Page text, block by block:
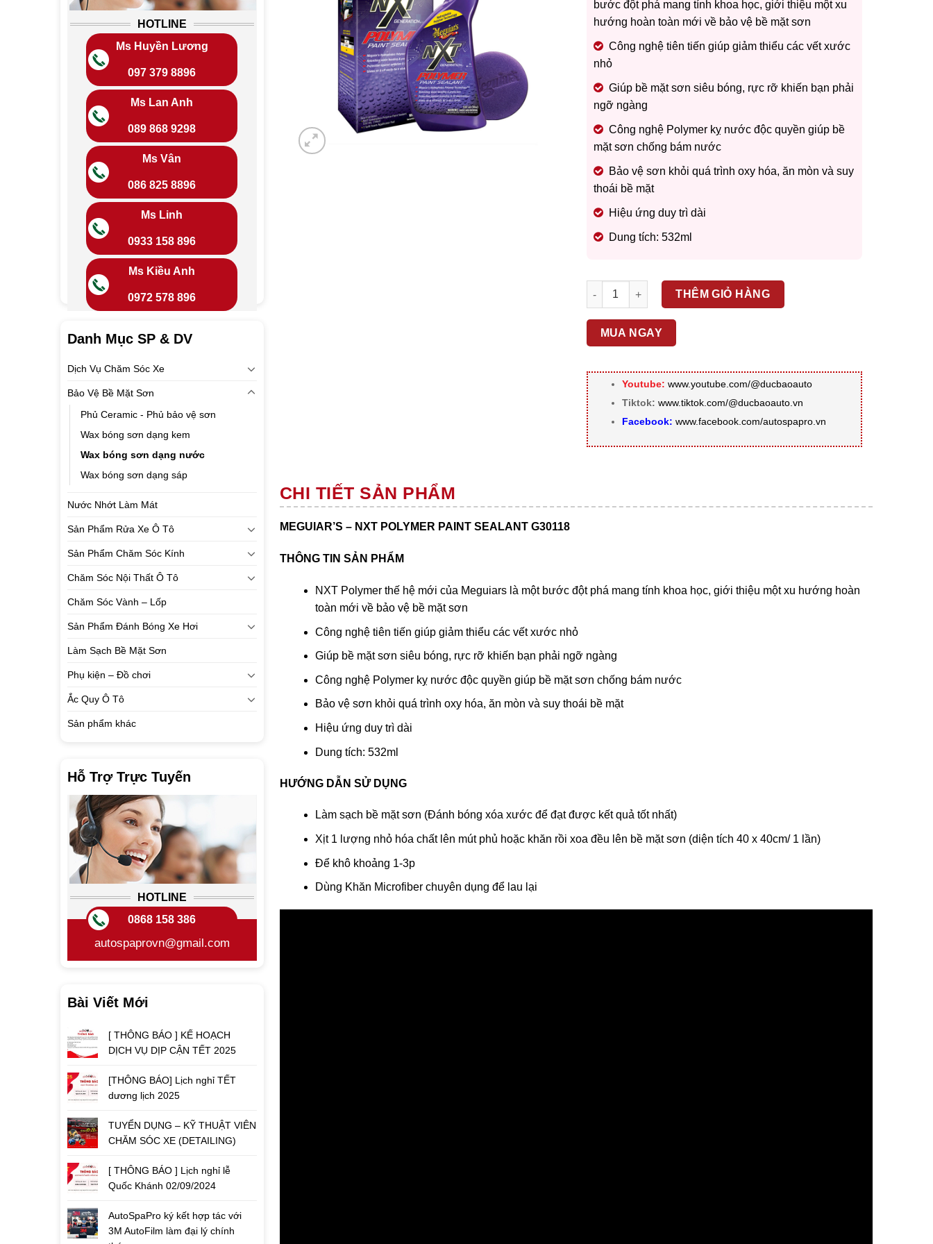
HOTLINE
Ms Huyền Lương
097 379 8896
Ms Lan Anh
089 868 9298
Ms Vân
086 825 8896
Ms Linh
0933 158 896
Ms Kiều Anh
0972 578 896
Danh Mục SP & DV
Dịch Vụ Chăm Sóc Xe
Bảo Vệ Bề Mặt Sơn
Phủ Ceramic - Phủ bảo vệ sơn
Wax bóng sơn dạng kem
Wax bóng sơn dạng nước
Wax bóng sơn dạng sáp
Nước Nhớt Làm Mát
Sản Phẩm Rửa Xe Ô Tô
Sản Phẩm Chăm Sóc Kính
Chăm Sóc Nội Thất Ô Tô
Chăm Sóc Vành – Lốp
Sản Phẩm Đánh Bóng Xe Hơi
Làm Sạch Bề Mặt Sơn
Phụ kiện – Đồ chơi
Ắc Quy Ô Tô
Sản phẩm khác
Hỗ Trợ Trực Tuyến
HOTLINE
0868 158 386
autospaprovn@gmail.com
Bài Viết Mới
[ THÔNG BÁO ] KẾ HOẠCH
DỊCH VỤ DỊP CẬN TẾT 2025
[THÔNG BÁO] Lịch nghỉ TẾT
dương lịch 2025
TUYỂN DỤNG – KỸ THUẬT VIÊN
CHĂM SÓC XE (DETAILING)
[ THÔNG BÁO ] Lịch nghỉ lễ
Quốc Khánh 02/09/2024
AutoSpaPro ký kết hợp tác với
3M AutoFilm làm đại lý chính
700.000 ₫.
is:
665.000 ₫.
bước đột phá mang tính khoa học, giới thiệu một xu
hướng hoàn toàn mới về bảo vệ bề mặt sơn
Công nghệ tiên tiến giúp giảm thiểu các vết xước
nhỏ
Giúp bề mặt sơn siêu bóng, rực rỡ khiến bạn phải
ngỡ ngàng
Công nghệ Polymer kỵ nước độc quyền giúp bề
mặt sơn chống bám nước
Bảo vệ sơn khỏi quá trình oxy hóa, ăn mòn và suy
thoái bề mặt
Hiệu ứng duy trì dài
Dung tích: 532ml
MEGUIAR’S – NXT POLYMER PAINT SEALANT G30118 số lượng
THÊM GIỎ HÀNG
MUA NGAY
Youtube: www.youtube.com/@ducbaoauto
Tiktok: www.tiktok.com/@ducbaoauto.vn
Facebook: www.facebook.com/autospapro.vn
CHI TIẾT SẢN PHẨM
MEGUIAR’S – NXT POLYMER PAINT SEALANT G30118
THÔNG TIN SẢN PHẨM
NXT Polymer thế hệ mới của Meguiars là một bước đột phá mang tính khoa học, giới thiệu một xu hướng hoàn
toàn mới về bảo vệ bề mặt sơn
Công nghệ tiên tiến giúp giảm thiểu các vết xước nhỏ
Giúp bề mặt sơn siêu bóng, rực rỡ khiến bạn phải ngỡ ngàng
Công nghệ Polymer kỵ nước độc quyền giúp bề mặt sơn chống bám nước
Bảo vệ sơn khỏi quá trình oxy hóa, ăn mòn và suy thoái bề mặt
Hiệu ứng duy trì dài
Dung tích: 532ml
HƯỚNG DẪN SỬ DỤNG
Làm sạch bề mặt sơn (Đánh bóng xóa xước để đạt được kết quả tốt nhất)
Xịt 1 lượng nhỏ hóa chất lên mút phủ hoặc khăn rồi xoa đều lên bề mặt sơn (diện tích 40 x 40cm/ 1 lần)
Để khô khoảng 1-3p
Dùng Khăn Microfiber chuyên dụng để lau lại